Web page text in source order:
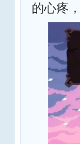
的心疼